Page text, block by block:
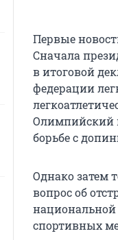
Первые
Сначала
в итоговой
федерации
Олимпийский
борьбе с
Однако затем
вопрос об
спортивных